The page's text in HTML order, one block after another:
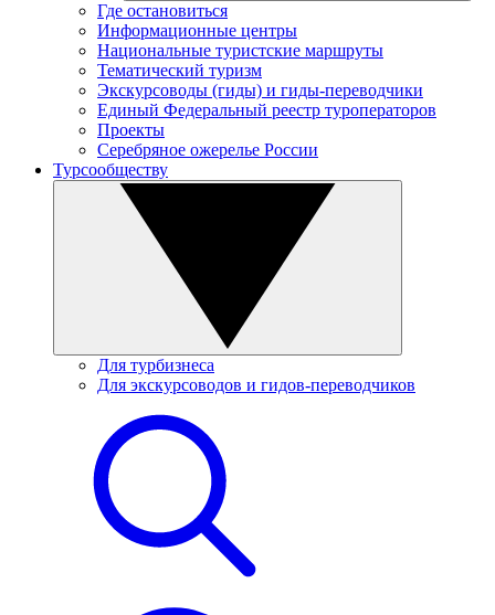
Где остановиться
Информационные центры
Национальные туристские маршруты
Тематический туризм
Экскурсоводы (гиды) и гиды-переводчики
Единый Федеральный реестр туроператоров
Проекты
Серебряное ожерелье России
Турсообществу
Для турбизнеса
Для экскурсоводов и гидов-переводчиков